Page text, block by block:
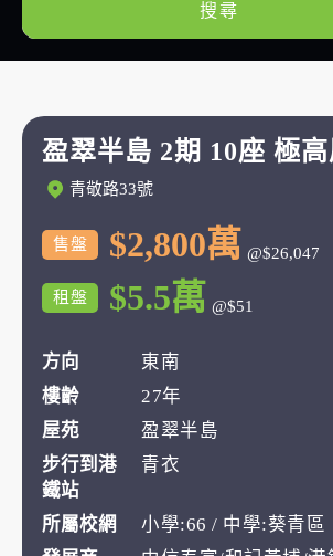
搜尋
盈翠半島 2期 10座 極
青敬路33號
售盤 $2,800萬 @$26,047
租盤 $5.5萬 @$51
方向
東南
樓齡
27年
屋苑
盈翠半島
步行到港
鐵站
青衣
所屬校網
小學:66 / 中學:葵青區